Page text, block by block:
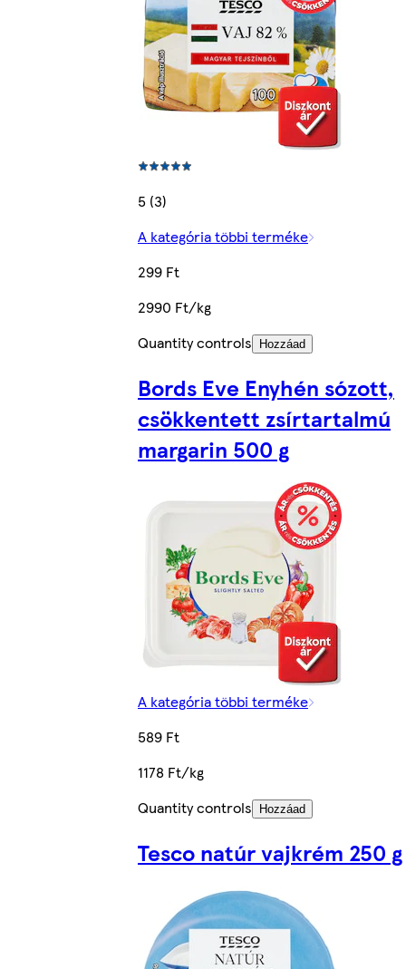
5 (3)
A kategória többi terméke
299 Ft
2990 Ft/kg
Quantity controls
Hozzáad
Bords Eve Enyhén sózott,
csökkentett zsírtartalmú
margarin 500 g
A kategória többi terméke
589 Ft
1178 Ft/kg
Quantity controls
Hozzáad
Tesco natúr vajkrém 250 g